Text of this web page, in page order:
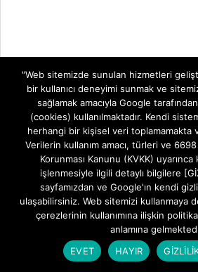
"Web sitemizde sunulan hizmetleri
bir kullanıcı deneyimi sunmak ve
sağlamak amacıyla Google
(cookies) kullanılmaktadır. Kendi
herhangi bir kişisel veri toplamamakta
Verilerin kullanım amacı, türleri ve 6698
Korunması Kanunu (KVKK)
işlenmesiyle ilgili detaylı bilgilere
sayfamızdan ve Google'ın kendi
ulaşabilirsiniz. Web sitemizi kullanmaya
çerezlerinin kullanımına ilişkin
anlamına
EVET
HAYIR